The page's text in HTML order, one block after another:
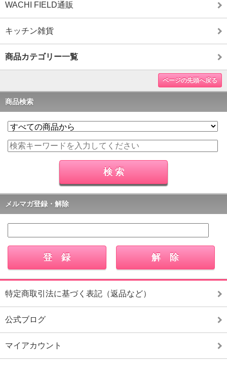
WACHI FIELD通販
キッチン雑貨
商品カテゴリー一覧
ページの先頭へ戻る
商品検索
メルマガ登録・解除
特定商取引法に基づく表記（返品など）
公式ブログ
マイアカウント